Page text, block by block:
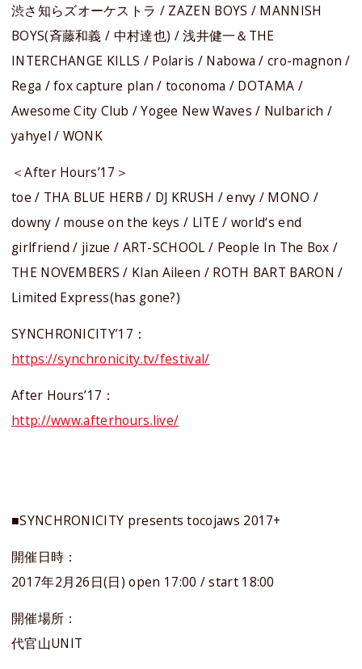
渋さ知らズオーケストラ / ZAZEN BOYS / MANNISH
BOYS(斉藤和義 / 中村達也) / 浅井健一＆THE
INTERCHANGE KILLS / Polaris / Nabowa / cro-magnon /
Rega / fox capture plan / toconoma / DOTAMA /
Awesome City Club / Yogee New Waves / Nulbarich /
yahyel / WONK
＜After Hours’17＞
toe / THA BLUE HERB / DJ KRUSH / envy / MONO /
downy / mouse on the keys / LITE / world‘s end
girlfriend / jizue / ART-SCHOOL / People In The Box /
THE NOVEMBERS / Klan Aileen / ROTH BART BARON /
Limited Express(has gone?)
SYNCHRONICITY’17：
https://synchronicity.tv/festival/
After Hours’17：
http://www.afterhours.live/
■SYNCHRONICITY presents tocojaws 2017+
開催日時：
2017年2月26日(日) open 17:00 / start 18:00
開催場所：
代官山UNIT